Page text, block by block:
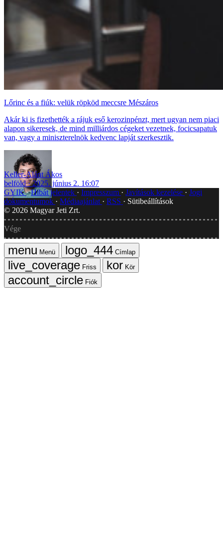
Lőrinc és a fiúk: velük röpköd meccsre Mészáros
Akár ki is fizethették a rájuk eső kerozinpénzt, mert ugyan nem piaci
alapon sikeresek, de mind milliárdos cégeket vezetnek, focicsapatuk
van, vagy a miniszterelnök kedvenc lapját szerkesztik.
Keller-Alánt Ákos
belföld
2025. június 2. 16:07
GYIK Hibát jelentek Impresszum Javítások kezelése
Jogi
dokumentumok
Médiaajánlat RSS
Sütibeállítások
© 2026 Magyar Jeti Zrt.
Vége
Menü
Címlap
Friss
Kör
Fiók